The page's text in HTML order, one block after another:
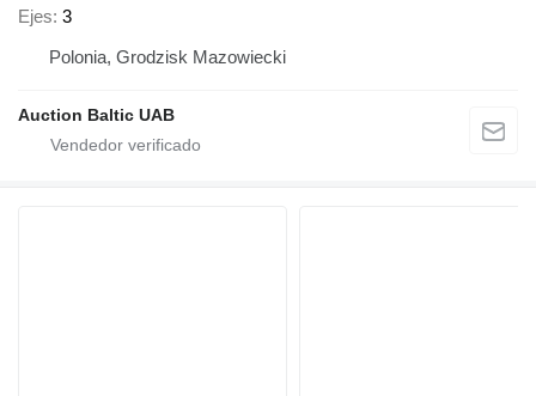
Ejes 3
Polonia, Grodzisk Mazowiecki
Auction Baltic UAB